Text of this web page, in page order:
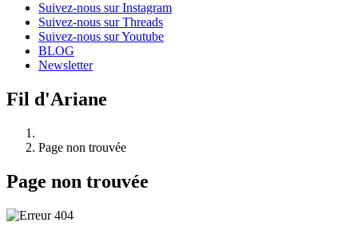
Suivez-nous sur Instagram
Suivez-nous sur Threads
Suivez-nous sur Youtube
BLOG
Newsletter
Fil d'Ariane
Page non trouvée
Page non trouvée